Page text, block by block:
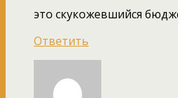
это скукожевшийся
Ответить